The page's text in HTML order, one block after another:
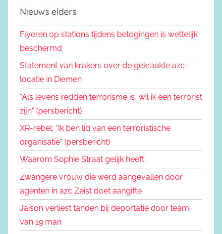
Nieuws elders
Flyeren op stations tijdens betogingen is wettelijk
beschermd
Statement van krakers over de gekraakte azc-
locatie in Diemen
"Als levens redden terrorisme is, wil ik een terrorist
zijn" (persbericht)
XR-rebel: "Ik ben lid van een terroristische
organisatie" (persbericht)
Waarom Sophie Straat gelijk heeft
Zwangere vrouw die werd aangevallen door
agenten in azc Zeist doet aangifte
Jaison verliest tanden bij deportatie door team
van 19 man